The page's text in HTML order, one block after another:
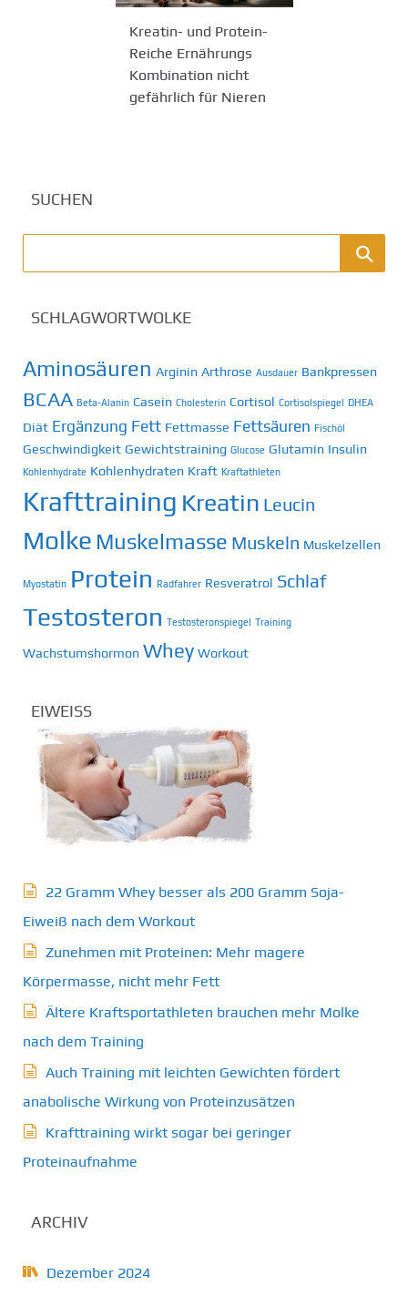
Kreatin- und Protein-
Reiche Ernährungs
Kombination nicht
gefährlich für Nieren
SUCHEN
SCHLAGWORTWOLKE
Aminosäuren Arginin Arthrose Ausdauer Bankpressen
BCAA Beta-Alanin Casein Cholesterin Cortisol Cortisolspiegel DHEA
Diät Ergänzung Fett Fettmasse Fettsäuren Fischöl
Geschwindigkeit Gewichtstraining Glucose Glutamin Insulin
Kohlenhydrate Kohlenhydraten Kraft Kraftathleten
Krafttraining Kreatin Leucin
Molke Muskelmasse Muskeln Muskelzellen
Myostatin Protein Radfahrer Resveratrol Schlaf
Testosteron Testosteronspiegel Training
Wachstumshormon Whey Workout
EIWEISS
22 Gramm Whey besser als 200 Gramm Soja-
Eiweiß nach dem Workout
Zunehmen mit Proteinen: Mehr magere
Körpermasse, nicht mehr Fett
Ältere Kraftsportathleten brauchen mehr Molke
nach dem Training
Auch Training mit leichten Gewichten fördert
anabolische Wirkung von Proteinzusätzen
Krafttraining wirkt sogar bei geringer
Proteinaufnahme
ARCHIV
Dezember 2024